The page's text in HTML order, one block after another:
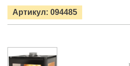
Артикул: 094485